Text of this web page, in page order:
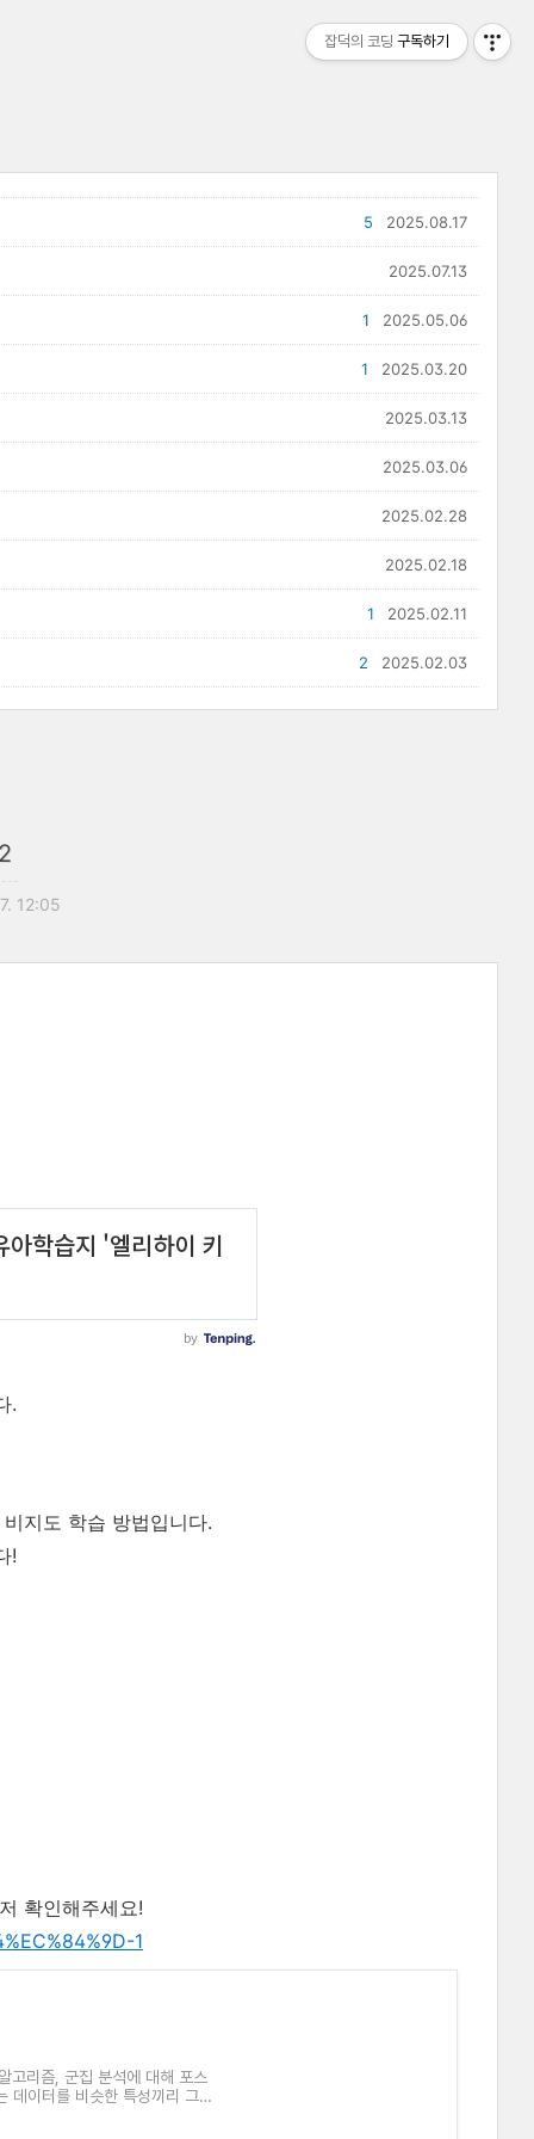
2025.08.17
5
2025.07.13
2025.05.06
1
2025.03.20
1
2025.03.13
2025.03.06
2025.02.28
2025.02.18
2025.02.11
1
2025.02.03
2
12:05
.
지도 학습 방법입니다.
!
확인해주세요!
1
고리즘, 군집 분석에 대해 포스
데이터를 비슷한 특성끼리 그
잡덕의 코딩 구독하기